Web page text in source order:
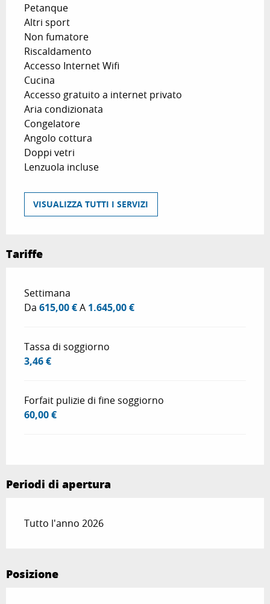
Petanque
Altri sport
Non fumatore
Riscaldamento
Accesso Internet Wifi
Cucina
Accesso gratuito a internet privato
Aria condizionata
Congelatore
Angolo cottura
Doppi vetri
Lenzuola incluse
VISUALIZZA TUTTI I SERVIZI
Tariffe
Tariffe 2026
Settimana
Da 615,00 €A 1.645,00 €
Tassa di soggiorno
3,46 €
Forfait pulizie di fine soggiorno
60,00 €
Periodi di apertura
Tutto l'anno 2026
Posizione